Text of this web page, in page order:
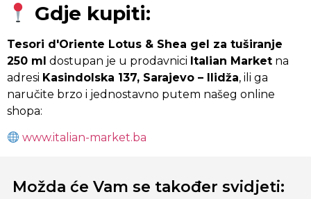
Gdje kupiti:
Tesori d'Oriente Lotus & Shea gel za tuširanje
250 ml dostupan je u prodavnici Italian Market na
adresi Kasindolska 137, Sarajevo – Ilidža, ili ga
naručite brzo i jednostavno putem našeg online
shopa:
www.italian-market.ba
Možda će Vam se također svidjeti: